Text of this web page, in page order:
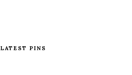
LATEST PINS